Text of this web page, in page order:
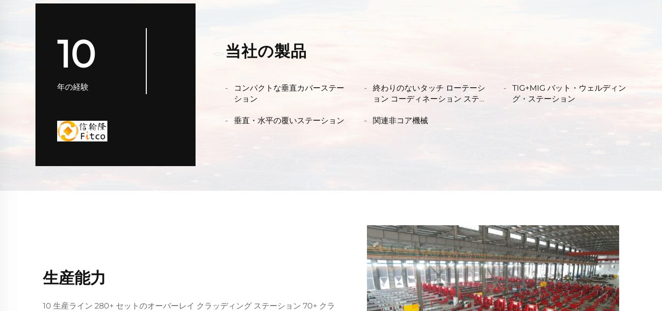
10
年の経験
当社の製品
コンパクトな垂直カバーステー
ション
終わりのないタッチ ローテーシ
ョン コーディネーション ステー
TIG+MIG バット・ウェルディン
グ・ステーション
垂直・水平の覆いステーション 関連非コア機械
生産能力
10 生産ライン 280+ セットのオーバーレイ クラッディング ステーション 70+ クラ